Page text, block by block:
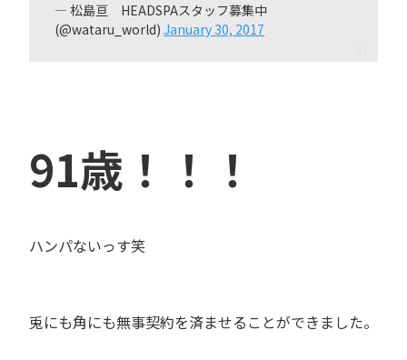
— 松島亘 HEADSPAスタッフ募集中
(@wataru_world) January 30, 2017
91歳！！！
ハンパないっす笑
兎にも角にも無事契約を済ませることができました。